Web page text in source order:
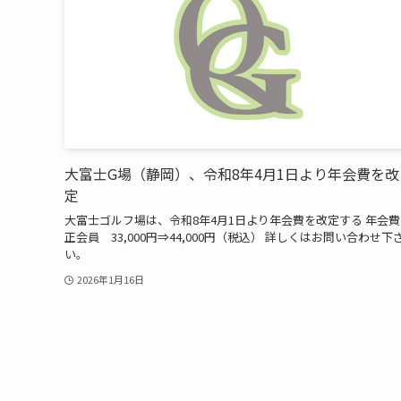
大富士G場（静岡）、令和8年4月1日より年会費を改
定
大富士ゴルフ場は、令和8年4月1日より年会費を改定する 年会費
正会員 33,000円⇒44,000円（税込） 詳しくはお問い合わせ下
い。
2026年1月16日